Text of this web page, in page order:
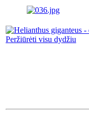
Peržiūrėti visu dydžiu